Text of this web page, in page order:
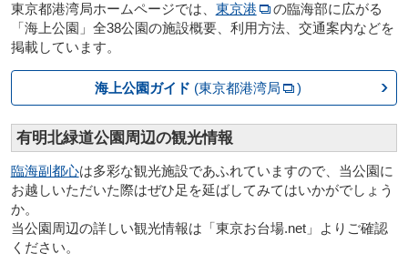
東京都港湾局ホームページでは、 東京港
の臨海部に広がる
「海上公園」全38公園の施設概要、利用方法、交通案内などを
掲載しています。
海上公園ガイド (東京都港湾局 )
有明北緑道公園周辺の観光情報
臨海副都心は多彩な観光施設であふれていますので、当公園に
お越しいただいた際はぜひ足を延ばしてみてはいかがでしょう
か。
当公園周辺の詳しい観光情報は「東京お台場.net」よりご確認
ください。